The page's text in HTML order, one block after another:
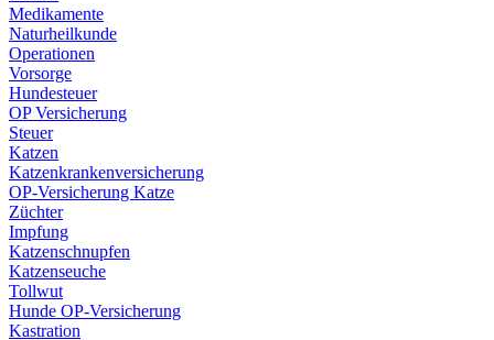
Medikamente
Naturheilkunde
Operationen
Vorsorge
Hundesteuer
OP Versicherung
Steuer
Katzen
Katzenkrankenversicherung
OP-Versicherung Katze
Züchter
Impfung
Katzenschnupfen
Katzenseuche
Tollwut
Hunde OP-Versicherung
Kastration